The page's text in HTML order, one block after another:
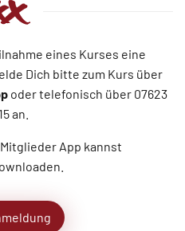
eines Kurses eine
Dich bitte zum Kurs über
oder telefonisch über 07623
an.
App kannst